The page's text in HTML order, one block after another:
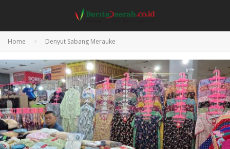
Home Denyut Sabang Merauke